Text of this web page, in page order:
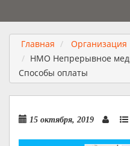
Главная
Организация
НМО Непрерывное
Способы оплаты
15 октября, 2019